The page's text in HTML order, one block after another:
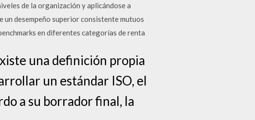
de la organización y aplicándose a
desempeño superior consistente mutuos
en diferentes categorías de renta
una definición propia
un estándar ISO, el
a su borrador final, la